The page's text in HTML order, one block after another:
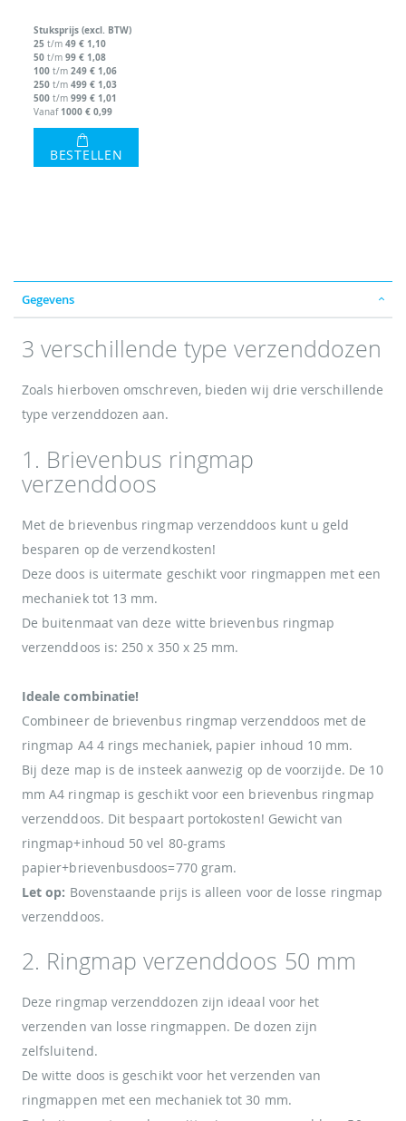
Stuksprijs (excl. BTW)
25 t/m 49 € 1,10
50 t/m 99 € 1,08
100 t/m 249 € 1,06
250 t/m 499 € 1,03
500 t/m 999 € 1,01
Vanaf 1000 € 0,99
BESTELLEN
Gegevens
3 verschillende type verzenddozen
Zoals hierboven omschreven, bieden wij drie verschillende
type verzenddozen aan.
1. Brievenbus ringmap
verzenddoos
Met de brievenbus ringmap verzenddoos kunt u geld
besparen op de verzendkosten!
Deze doos is uitermate geschikt voor ringmappen met een
mechaniek tot 13 mm.
De buitenmaat van deze witte brievenbus ringmap
verzenddoos is: 250 x 350 x 25 mm.
Ideale combinatie!
Combineer de brievenbus ringmap verzenddoos met de
ringmap A4 4 rings mechaniek, papier inhoud 10 mm.
Bij deze map is de insteek aanwezig op de voorzijde. De 10
mm A4 ringmap is geschikt voor een brievenbus ringmap
verzenddoos. Dit bespaart portokosten! Gewicht van
ringmap+inhoud 50 vel 80-grams
papier+brievenbusdoos=770 gram.
Let op: Bovenstaande prijs is alleen voor de losse ringmap
verzenddoos.
2. Ringmap verzenddoos 50 mm
Deze ringmap verzenddozen zijn ideaal voor het
verzenden van losse ringmappen. De dozen zijn
zelfsluitend.
De witte doos is geschikt voor het verzenden van
ringmappen met een mechaniek tot 30 mm.